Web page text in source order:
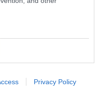
Privacy Policy
οι Ουκρανοί:
μετά την
των Ρώσων (βίντεο)